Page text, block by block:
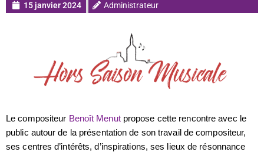
15 janvier 2024 Administrateur
Le compositeur Benoît Menutpropose cette rencontre avec le
public autour de la présentation de son travail de compositeur,
ses centres d’intérêts, d’inspirations, ses lieux de résonnance